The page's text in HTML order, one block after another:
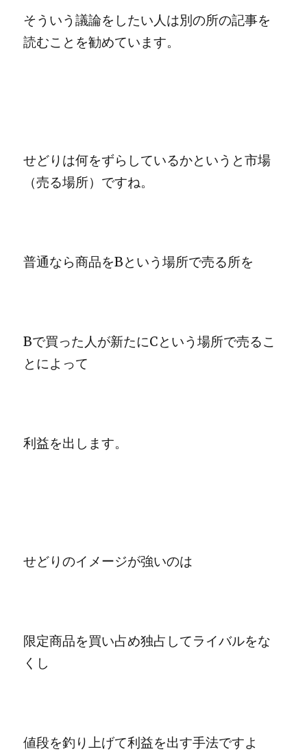
そういう議論をしたい人は別の所の記事を
読むことを勧めています。
せどりは何をずらしているかというと市場
（売る場所）ですね。
普通なら商品をBという場所で売る所を
Bで買った人が新たにCという場所で売るこ
とによって
利益を出します。
せどりのイメージが強いのは
限定商品を買い占め独占してライバルをな
くし
値段を釣り上げて利益を出す手法ですよ